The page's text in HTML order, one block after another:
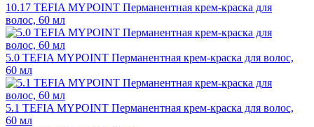
10.17 TEFIA MYPOINT Перманентная крем-краска для
волос, 60 мл
5.0 TEFIA MYPOINT Перманентная крем-краска для волос,
60 мл
5.1 TEFIA MYPOINT Перманентная крем-краска для волос,
60 мл